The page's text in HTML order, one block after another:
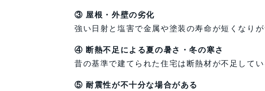
③ 屋根・外壁の劣化
強い日射と塩害で金属や塗装の寿命が短くなりが
④ 断熱不足による夏の暑さ・冬の寒さ
昔の基準で建てられた住宅は断熱材が不足してい
⑤ 耐震性が不十分な場合がある